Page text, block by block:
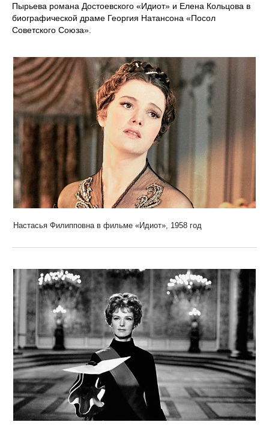
Пырьева романа Достоевского «Идиот» и Елена Кольцова в
биографической драме Георгия Натансона «Посол
Советского Союза».
Настасья Филипповна в фильме «Идиот», 1958 год